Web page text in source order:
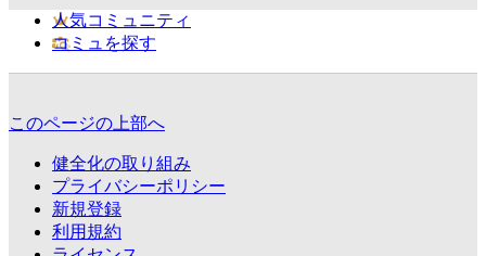
人気コミュニティ
コミュを探す
このページの上部へ
健全化の取り組み
プライバシーポリシー
新規登録
利用規約